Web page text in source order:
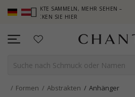
SAMMELN, MEHR SEHEN –
KLICKEN SIE HIER
Formen Abstrakten Anhänger